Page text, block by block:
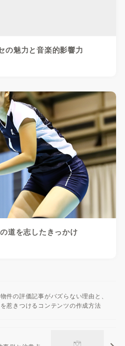
の魅力と音楽的影響力
道を志したきっかけ
件の評価記事がバズらない理由と、
惹きつけるコンテンツの作成方法